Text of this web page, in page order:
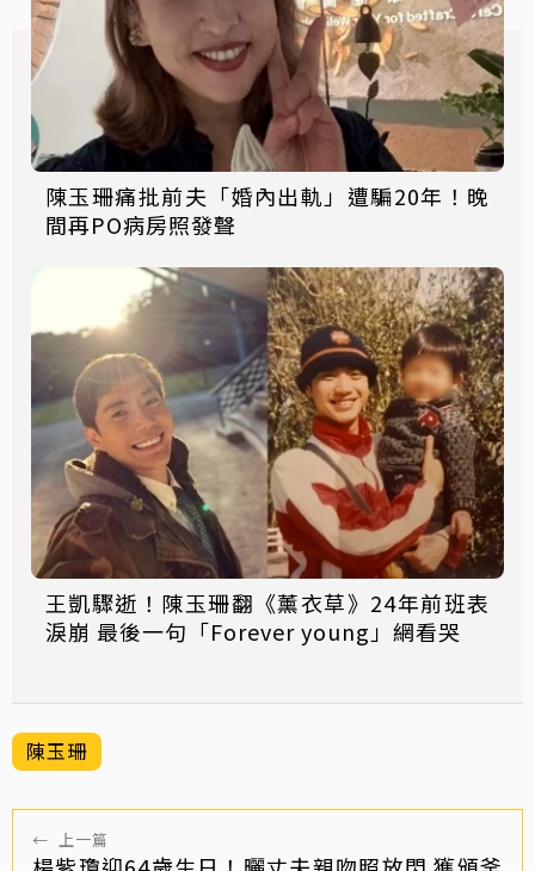
陳玉珊痛批前夫「婚內出軌」遭騙20年！晚
間再PO病房照發聲
王凱驟逝！陳玉珊翻《薰衣草》24年前班表
淚崩 最後一句「Forever young」網看哭
陳玉珊
← 上一篇